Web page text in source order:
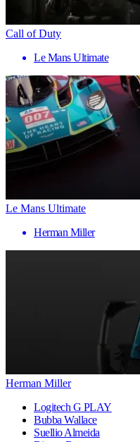
Call of Duty
Le Mans Ultimate
Le Mans Ultimate
Herman Miller
Herman Miller
Logitech G PLAY
Bubba Wallace
Suellio Almeida